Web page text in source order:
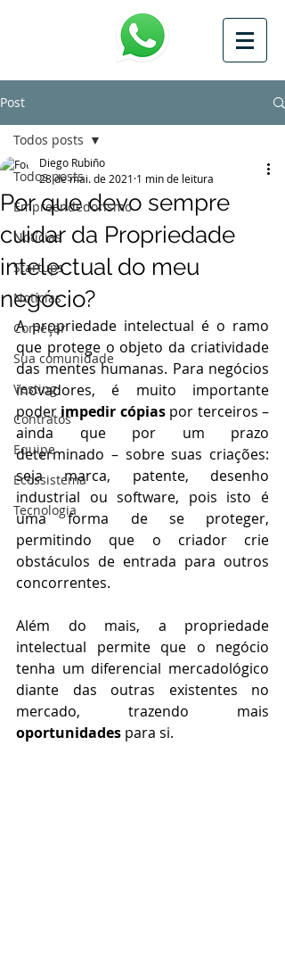
Post
Todos posts
Empreendedorismo
Notícias
Startups
Notícias
Começar
Sua comunidade
Vesting
Contratos
Equipe
Ecossistema
Tecnologia
Todos posts
Por que devo sempre
cuidar da Propriedade
intelectual do meu
negócio?
Diego Rubiño
28 de mai. de 2021 1 min de leitura
A propriedade intelectual é o ramo
que protege o objeto da criatividade
das mentes humanas. Para negócios
inovadores, é muito importante
poder impedir cópias por terceiros –
ainda que por um prazo
determinado – sobre suas criações:
seja marca, patente, desenho
industrial ou software, pois isto é
uma forma de se proteger,
permitindo que o criador crie
obstáculos de entrada para outros
concorrentes.⠀⠀
Além do mais, a propriedade
intelectual permite que o negócio
tenha um diferencial mercadológico
diante das outras existentes no
oportunidades para si.⠀⠀